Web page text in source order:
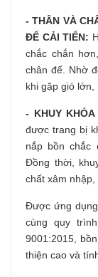
- THÂN VÀ
ĐẾ CẢI TIẾN:
chắc chắn
chân đế. Nhờ
khi gặp gió lớn,
- KHUY
được trang bị
nắp bồn chắc
Đồng thời,
chất xâm
Được ứng
cùng quy
9001:2015,
thiện cao và